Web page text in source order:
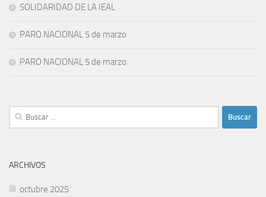
SOLIDARIDAD DE LA IEAL
PARO NACIONAL 5 de marzo
PARO NACIONAL 5 de marzo
Buscar:
ARCHIVOS
octubre 2025